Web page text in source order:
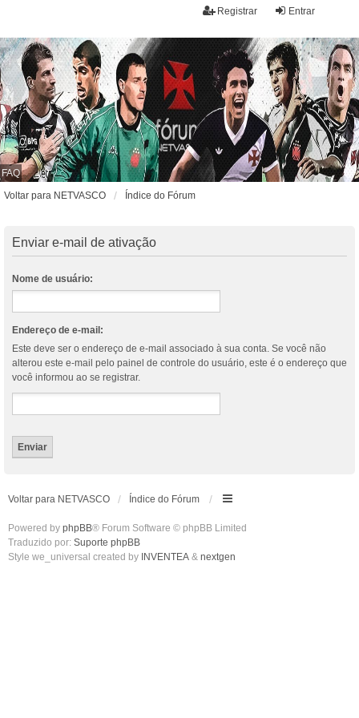
Entrar
Registrar
FAQ
Voltar para NETVASCO
Índice do Fórum
Enviar e-mail de ativação
Nome de usuário:
Endereço de e-mail:
Este deve ser o endereço de e-mail associado à sua conta. Se você não
alterou este e-mail pelo painel de controle do usuário, este é o endereço que
você informou ao se registrar.
Voltar para NETVASCO Índice do Fórum
Powered by phpBB® Forum Software © phpBB Limited
Traduzido por: Suporte phpBB
Style we_universal created by INVENTEA & nextgen